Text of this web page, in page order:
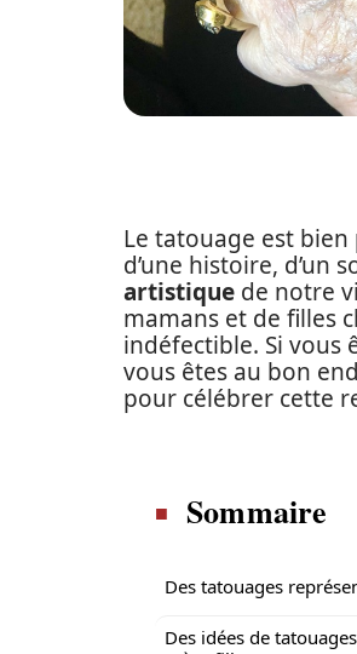
Le tatouage est bien
d’une histoire, d’un
artistique de notre
mamans et de filles
indéfectible. Si vous
vous êtes au bon
pour célébrer cette
Sommaire
Des tatouages
Des idées de